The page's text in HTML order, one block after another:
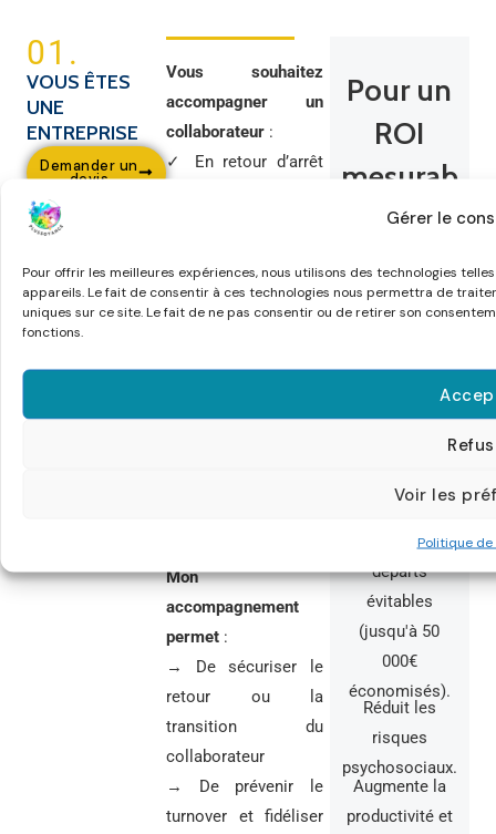
Gérer le
Pour offrir les meilleures expériences, nous utilisons des technologies
appareils. Le fait de consentir à ces technologies nous permettra de
uniques sur ce site. Le fait de ne pas consentir ou de retirer son
fonctions.
Voir les
Politique de
01.
VOUS ÊTES
UNE
ENTREPRISE
Demander un
devis
Vous souhaitez
accompagner un
collaborateur :
✓ En retour d’arrêt
professionnelle
(outplacement,
✓ En perte de
Mon
accompagnement
permet :
→ De sécuriser le
retour ou la
transition du
collaborateur
→ De prévenir le
turnover et fidéliser
Pour un
ROI
mesurab
le
Accompagner
un
coûte 3 à 5 fois
moins cher
prévient les
départs
évitables
(jusqu'à 50
000€
économisés).
Réduit les
risques
psychosociaux.
Augmente la
productivité et